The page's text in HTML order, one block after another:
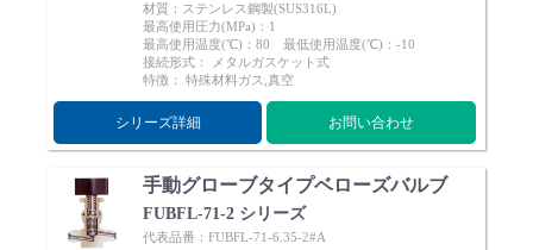
よくあるご質問(FAQ)・用語集
Cv値・流量計算ツール
バルブと継手のきほん
材質：ステンレス鋼製(SUS316L)
最高使用圧力(MPa)：1
最高使用温度(℃)：80 最低使用温度(℃)：-10
接続形式： メタルガスケット式
特徴： 特殊材料ガス,真空
シリーズ詳細 お問い合わせ
手動グローブタイプベローズバルブ
FUBFL-71-2 シリーズ
代表品番：FUBFL-71-6.35-2#A